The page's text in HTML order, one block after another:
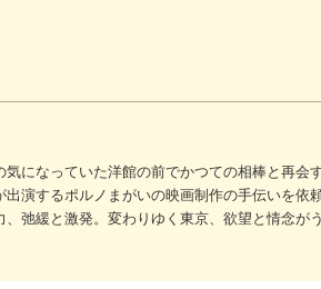
になっていた洋館の前でかつての相棒と再会
演するポルノまがいの映画制作の手伝いを依
弛緩と激発。変わりゆく東京、欲望と情念が